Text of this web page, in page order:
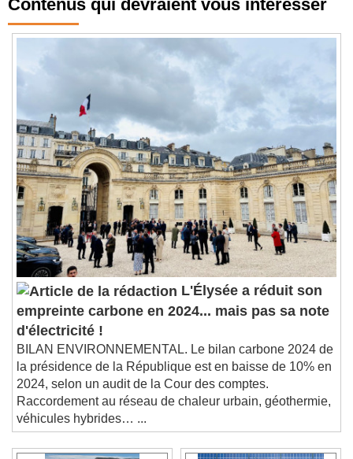
Contenus qui devraient vous intéresser
L'Élysée a réduit son
empreinte carbone en 2024... mais pas sa note
d'électricité !
BILAN ENVIRONNEMENTAL. Le bilan carbone 2024 de
la présidence de la République est en baisse de 10% en
2024, selon un audit de la Cour des comptes.
Raccordement au réseau de chaleur urbain, géothermie,
véhicules hybrides… ...